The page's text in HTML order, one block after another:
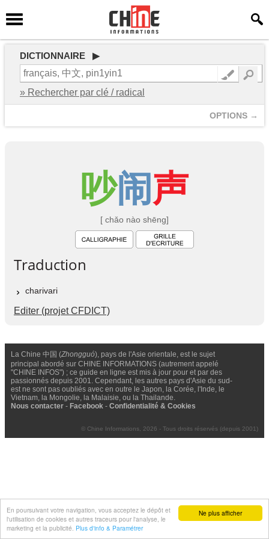
Ne plus afficher
En poursuivant votre navigation, vous acceptez le dépôt et
l'utilisation de cookies et autres traceurs pour l'analyse, le
marketing et la publicité. Plus d'info & Paramétrer
DICTIONNAIRE ▶
» Rechercher par clé / radical
OPTIONS →
吵闹声
[ chǎo nào shēng]
Traduction
charivari
Editer (projet CFDICT)
La Chine 中国 (Zhongguó), pays de l'Asie orientale, est le sujet
principal abordé sur CHINE INFORMATIONS (autrement appelé
"CHINE INFOS") ; ce guide en ligne est mis à jour pour et par des
passionnés depuis 2001. Cependant, les autres pays d'Asie du sud-
est ne sont pas oubliés avec en outre le Japon, la Corée, l'Inde, le
Vietnam, la Mongolie, la Malaisie, ou la Thailande.
Nous contacter - Facebook - Confidentialité & Cookies
© Chine Informations, 2026 - Tous droits réservés (depuis 2001)